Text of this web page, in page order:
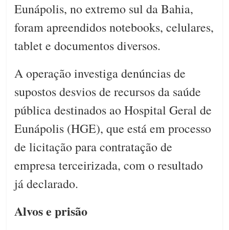
Eunápolis, no extremo sul da Bahia,
foram apreendidos notebooks, celulares,
tablet e documentos diversos.
A operação investiga denúncias de
supostos desvios de recursos da saúde
pública destinados ao Hospital Geral de
Eunápolis (HGE), que está em processo
de licitação para contratação de
empresa terceirizada, com o resultado
já declarado.
Alvos e prisão